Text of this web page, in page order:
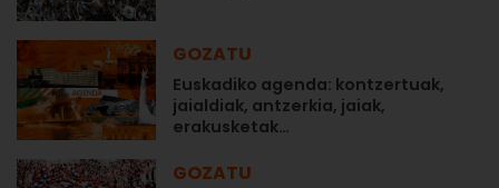
GOZATU
Euskadiko agenda: kontzertuak,
jaialdiak, antzerkia, jaiak,
erakusketak…
GOZATU